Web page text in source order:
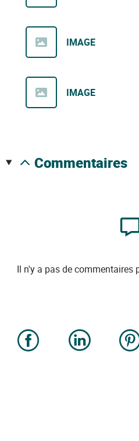
IMAGE
IMAGE
commentaires
Il n'y a pas de commentaires